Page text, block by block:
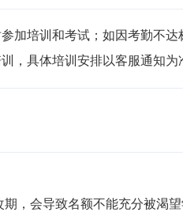
加培训和考试；如因考勤不达
，具体培训安排以客服通知为
期，会导致名额不能充分被渴